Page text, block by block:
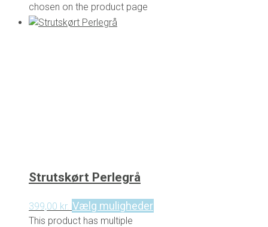
chosen on the product page
Strutskørt Perlegrå
399,00 kr. Vælg muligheder
This product has multiple